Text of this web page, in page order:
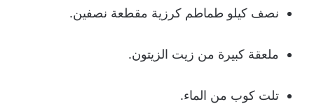
نصف كيلو طماطم كرزية مقطعة نصفين.
ملعقة كبيرة من زيت الزيتون.
تلت كوب من الماء.